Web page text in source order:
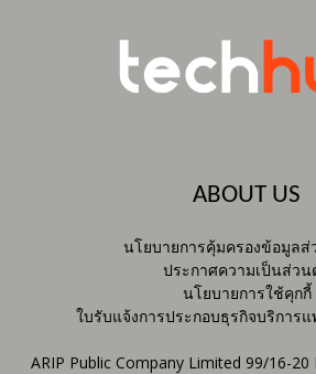
ABOUT US
นโยบายการคุ้มครองข้อมูล
ประกาศความเป็นส่วน
นโยบายการใช้คุกกี้
ใบรับแจ้งการประกอบธุรกิจบริการ
ARIP Public Company Limited 99/16-20